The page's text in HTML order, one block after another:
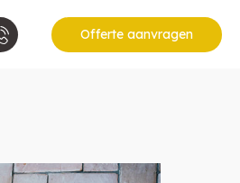
Offerte aanvragen